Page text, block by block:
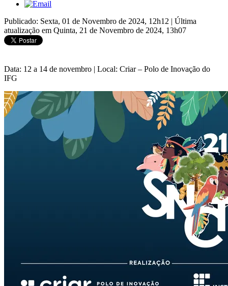
Publicado: Sexta, 01 de Novembro de 2024, 12h12 | Última
atualização em Quinta, 21 de Novembro de 2024, 13h07
Data: 12 a 14 de novembro | Local: Criar – Polo de Inovação do
IFG